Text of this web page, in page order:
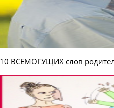
10 ВСЕМОГУЩИХ слов